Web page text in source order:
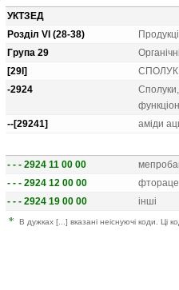
УКТЗЕД
Розділ VI (28-38)
Група 29
[29I]
-2924
--[29241]
амiди
- - - 2924 11 00 00
- - - 2924 12 00 00
- - - 2924 19 00 00
iншi
В дужках [...] вказані неіснуючі коди. Ці